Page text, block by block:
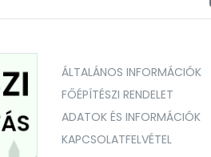
ÁLTALÁNOS INFORMÁCIÓK
FŐÉPÍTÉSZI RENDELET
ADATOK ÉS INFORMÁCIÓK
KAPCSOLATFELVÉTEL